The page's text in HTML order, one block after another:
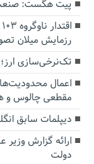
پیت هگست: صنعت
رزمایش میلان
تک‌نرخی‌سازی
اعمال
مقطعی چالوس و
دیپلمات سابق
ارائه گزارش
دولت